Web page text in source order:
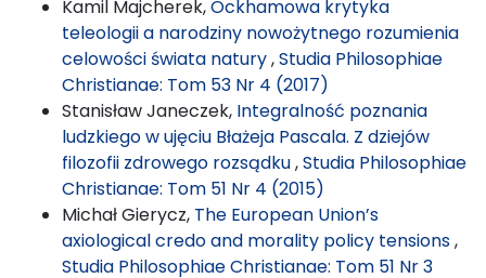
Kamil Majcherek,Ockhamowa krytyka
teleologii a narodziny nowożytnego rozumienia
celowości świata natury,Studia Philosophiae
Christianae: Tom 53 Nr 4 (2017)
Stanisław Janeczek, Integralność poznania
ludzkiego w ujęciu Błażeja Pascala. Z dziejów
filozofii zdrowego rozsądku,Studia Philosophiae
Christianae: Tom 51 Nr 4 (2015)
Michał Gierycz, The European Union’s
axiological credo and morality policy tensions,
Studia Philosophiae Christianae: Tom 51 Nr 3